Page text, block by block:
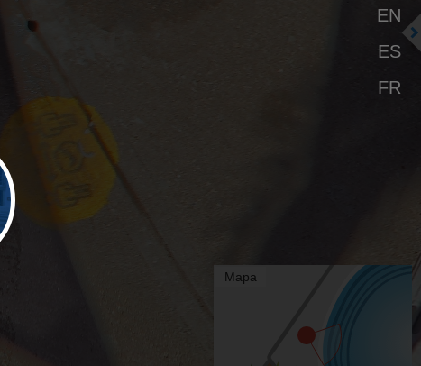
Mapa
EN
ES
FR